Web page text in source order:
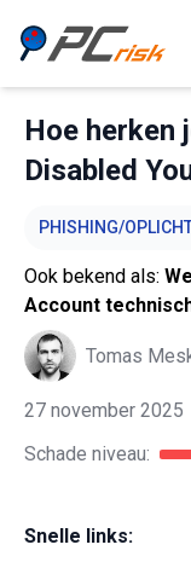
Hoe herken
Disabled
PHISHING/
Ook bekend als:
Account
Tomas
27 november 2025
Schade niveau:
Snelle links: